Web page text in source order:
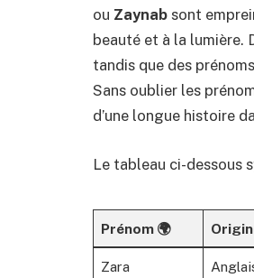
ou Zaynab sont
beauté et à la lumière.
tandis que des
Sans oublier les
d’une longue histoire
Le tableau ci-dessous
Prénom 🌍
Zara